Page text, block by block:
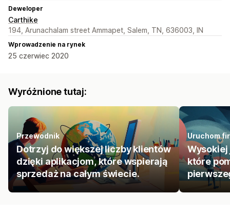
Deweloper
Carthike
194, Arunachalam street Ammapet, Salem, TN, 636003, IN
Wprowadzenie na rynek
25 czerwiec 2020
Wyróżnione tutaj:
Przewodnik
Dotrzyj do większej liczby klientów
dzięki aplikacjom, które wspierają
sprzedaż na całym świecie.
Uruchom
które